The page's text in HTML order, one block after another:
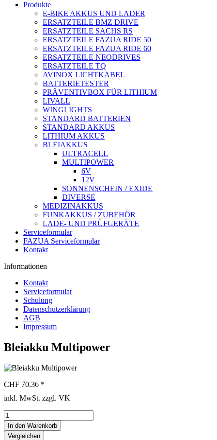
Produkte
E-BIKE AKKUS UND LADER
ERSATZTEILE BMZ DRIVE
ERSATZTEILE SACHS RS
ERSATZTEILE FAZUA RIDE 50
ERSATZTEILE FAZUA RIDE 60
ERSATZTEILE NEODRIVES
ERSATZTEILE TQ
AVINOX LICHTKABEL
BATTERIETESTER
PRÄVENTIVBOX FÜR LITHIUM
LIVALL
WINGLIGHTS
STANDARD BATTERIEN
STANDARD AKKUS
LITHIUM AKKUS
BLEIAKKUS
ULTRACELL
MULTIPOWER
6V
12V
SONNENSCHEIN / EXIDE
DIVERSE
MEDIZINAKKUS
FUNKAKKUS / ZUBEHÖR
LADE- UND PRÜFGERÄTE
Serviceformular
FAZUA Serviceformular
Kontakt
Informationen
Kontakt
Serviceformular
Schulung
Datenschutzerklärung
AGB
Impressum
Bleiakku Multipower
CHF 70.36 *
inkl. MwSt. zzgl. VK
In den Warenkorb
Vergleichen